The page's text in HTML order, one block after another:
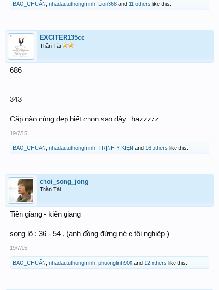
BAO_CHUẨN nhadaututhongminh Lion368 and 11 others like this.
EXCITER135cc
Thần Tài
686
343
Cặp nào củng đẹp biết chọn sao đây...hazzzzz.......
19/7/15
BAO_CHUẨN nhadaututhongminh TRỊNH Y KIỆN and 16 others like this.
choi_song_jong
Thần Tài
Tiền giang - kiên giang
song lô : 36 - 54 , (anh đồng đừng né e tội nghiệp )
19/7/15
BAO_CHUẨN nhadaututhongminh phuonglinh900 and 12 others like this.